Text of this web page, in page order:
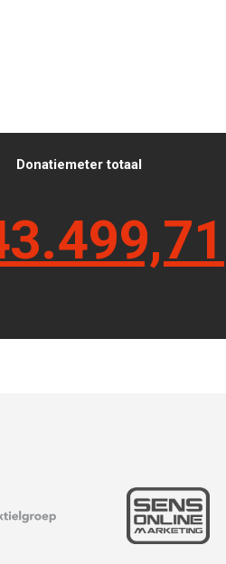
Donatiemeter totaal